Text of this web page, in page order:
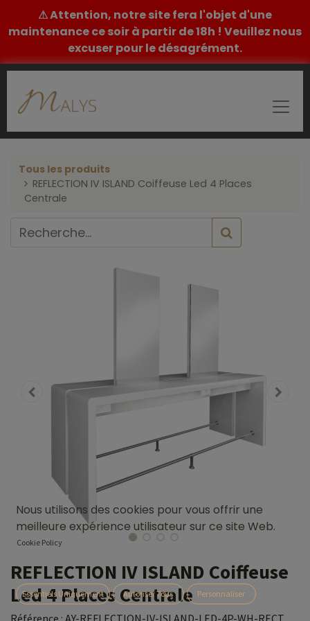
⚠ Attention, notre site fera l'objet d'une
maintenance ce soir à partir de 18h ! Veuillez nous
excuser pour le désagrément.
Tous les produits
REFLECTION IV ISLAND Coiffeuse Led 4 Places
Centrale
REFLECTION IV ISLAND Coiffeuse
Led 4 Places Centrale
Nous utilisons des cookies pour vous offrir une
meilleure expérience utilisateur sur ce site Web.
Cookie Policy
Essentiels Uniquement Autoriser Tous Personnaliser